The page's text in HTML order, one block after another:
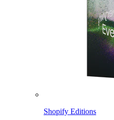
Shopify Editions